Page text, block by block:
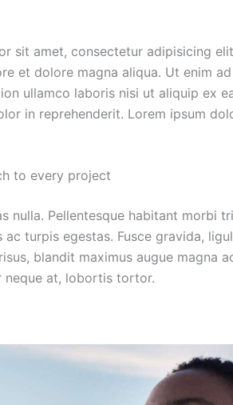
sit amet, consectetur adipisicing
et dolore magna aliqua. Ut enim
ullamco laboris nisi ut aliquip ex
in reprehenderit. Lorem ipsum
to every project
nulla. Pellentesque habitant morbi
ac turpis egestas. Fusce gravida,
blandit maximus augue magna
neque at, lobortis tortor.